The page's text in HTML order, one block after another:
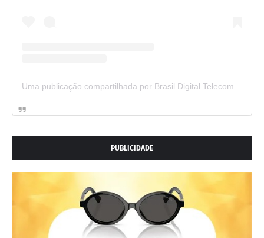
PUBLICIDADE